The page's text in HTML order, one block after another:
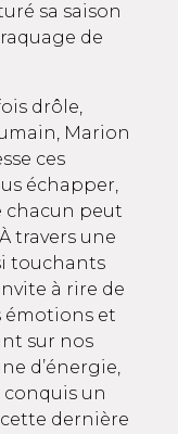
sa saison
de
drôle,
Marion
ces
échapper,
chacun peut
travers une
touchants
à rire de
émotions et
sur nos
d’énergie,
conquis un
dernière